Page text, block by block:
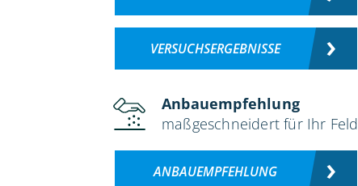
VERSUCHSERGEBNISSE
Anbauempfehlung
maßgeschneidert für Ihr Feld
ANBAUEMPFEHLUNG